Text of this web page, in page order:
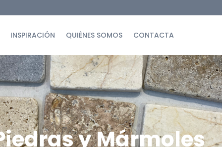
INSPIRACIÓN QUIÉNES SOMOS CONTACTA
y Mármoles